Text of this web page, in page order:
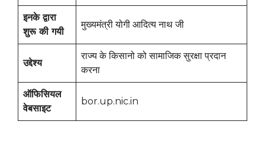
इनके द्वारा
शुरू की गयी
मुख्यमंत्री योगी आदित्य नाथ जी
उद्देश्य
राज्य के किसानो को सामाजिक सुरक्षा प्रदान
करना
ऑफिसियल
वेबसाइट
bor.up.nic.in